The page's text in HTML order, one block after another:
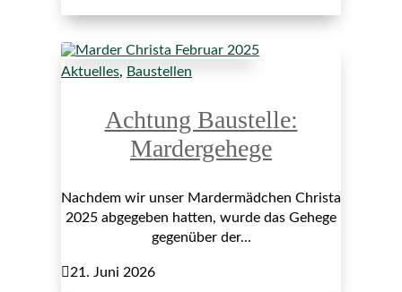
Aktuelles, Baustellen
Achtung Baustelle:
Mardergehege
Nachdem wir unser Mardermädchen Christa
2025 abgegeben hatten, wurde das Gehege
gegenüber der...
21. Juni 2026